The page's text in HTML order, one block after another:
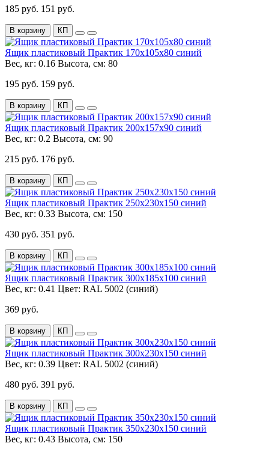
185 руб. 151 руб.
В корзину КП
Ящик пластиковый Практик 170x105x80 синий
Вес, кг: 0.16 Высота, см: 80
195 руб. 159 руб.
В корзину КП
Ящик пластиковый Практик 200x157x90 синий
Вес, кг: 0.2 Высота, см: 90
215 руб. 176 руб.
В корзину КП
Ящик пластиковый Практик 250х230х150 синий
Вес, кг: 0.33 Высота, см: 150
430 руб. 351 руб.
В корзину КП
Ящик пластиковый Практик 300х185х100 синий
Вес, кг: 0.41 Цвет: RAL 5002 (синий)
369 руб.
В корзину КП
Ящик пластиковый Практик 300х230х150 синий
Вес, кг: 0.39 Цвет: RAL 5002 (синий)
480 руб. 391 руб.
В корзину КП
Ящик пластиковый Практик 350х230х150 синий
Вес, кг: 0.43 Высота, см: 150